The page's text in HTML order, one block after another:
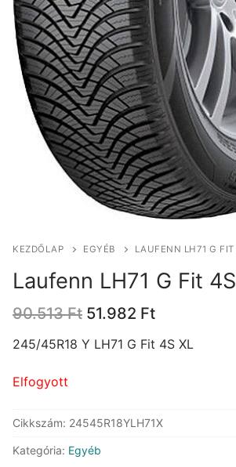
KEZDŐLAP EGYÉB LAUFENN LH71 G FIT
Laufenn LH71 G Fit
90.513Ft Original
was:
51.982 FtCurrent
is:
245/45R18 Y LH71 G Fit 4S XL
Elfogyott
Cikkszám: 24545R18YLH71X
Kategória: Egyéb